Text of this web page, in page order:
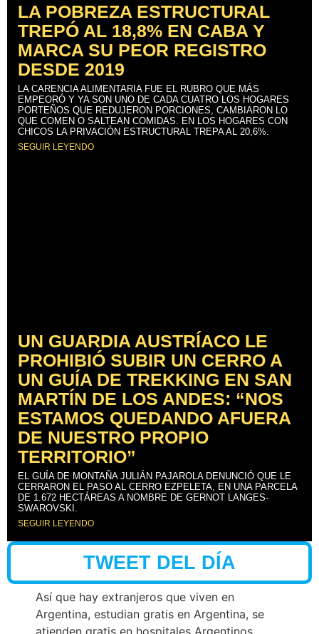
LA POBREZA ESTRUCTURAL
TREPÓ AL 18,8% EN CABA Y
MARCA SU PEOR REGISTRO
DESDE 2019
LA CARENCIA ALIMENTARIA FUE EL RUBRO QUE MÁS
EMPEORÓ Y YA SON UNO DE CADA CUATRO LOS HOGARES
PORTEÑOS QUE REDUJERON PORCIONES, CAMBIARON LO
QUE COMEN O SALTEAN COMIDAS. EN LOS HOGARES CON
CHICOS LA PRIVACIÓN ESTRUCTURAL TREPA AL 20,6%.
SEGUIR LEYENDO
UN GUARDIA AUSTRÍACO LE
PROHIBIÓ SUBIR UN CERRO A
UN GUÍA DE TREKKING EN SAN
MARTÍN DE LOS ANDES: “NOS
ESTAMOS QUEDANDO AFUERA
DE NUESTRO PROPIO
TERRITORIO”
EL GUÍA DE MONTAÑA JULIÁN PAJAROLA DENUNCIÓ QUE LE
CERRARON EL PASO AL CERRO EZPELETA, EN UNA PARCELA
DE 1.672 HECTÁREAS A NOMBRE DE GERNOT LANGES-
SWAROVSKI.
SEGUIR LEYENDO
TWEET DEL DÍA
Así que hay extranjeros que viven en
Argentina, estudian gratis en Argentina, se
atienden gratis en hospitales Argentinos